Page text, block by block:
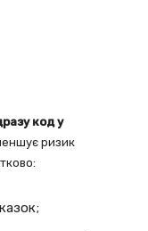
код у
ризик